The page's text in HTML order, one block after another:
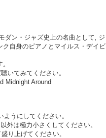
ダン・ジャズ史上の名曲として,
自身のピアノとマイルス・デイ
いてみてください。
Midnight Around
うにしてください。
外は極力小さくしてください。
り上げてください。